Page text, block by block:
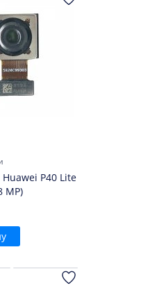
P40 Lite
MP)